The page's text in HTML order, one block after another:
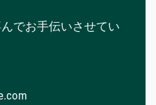
でお手伝いさせてい